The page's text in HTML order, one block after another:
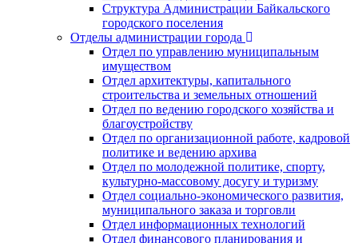
Структура Администрации Байкальского
городского поселения
Отделы администрации города
Отдел по управлению муниципальным
имуществом
Отдел архитектуры, капитального
строительства и земельных отношений
Отдел по ведению городского хозяйства и
благоустройству
Отдел по организационной работе, кадровой
политике и ведению архива
Отдел по молодежной политике, спорту,
культурно-массовому досугу и туризму
Отдел социально-экономического развития,
муниципального заказа и торговли
Отдел информационных технологий
Отдел финансового планирования и